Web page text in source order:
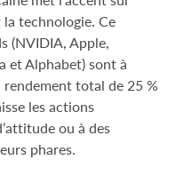
technologie. Ce
(NVIDIA, Apple,
et Alphabet) sont à
rendement total de 25 %
les actions
ou à des
phares.